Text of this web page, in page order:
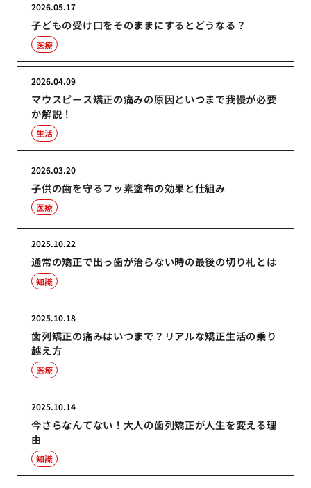
子どもの受け口をそのままにするとどうなる？
2026.05.17
医療
マウスピース矯正の痛みの原因といつまで我慢が必要
か解説！
2026.04.09
生活
子供の歯を守るフッ素塗布の効果と仕組み
2026.03.20
医療
通常の矯正で出っ歯が治らない時の最後の切り札とは
2025.10.22
知識
歯列矯正の痛みはいつまで？リアルな矯正生活の乗り
越え方
2025.10.18
医療
今さらなんてない！大人の歯列矯正が人生を変える理
由
2025.10.14
知識